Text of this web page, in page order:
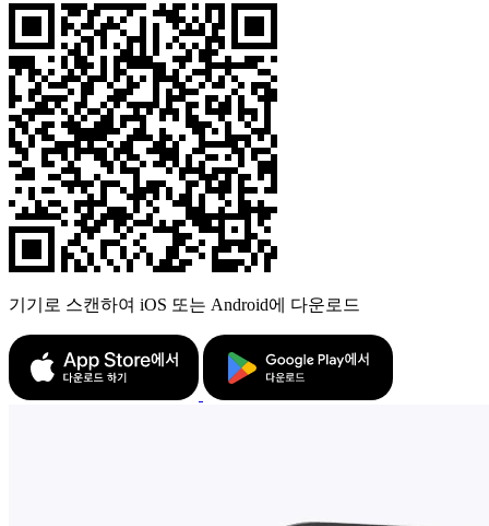
기기로 스캔하여 iOS 또는 Android에 다운로드